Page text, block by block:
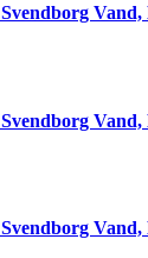
Svendborg Vand,
Svendborg Vand,
Svendborg Vand,